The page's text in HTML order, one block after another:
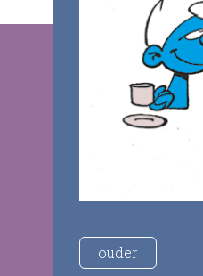
ouder